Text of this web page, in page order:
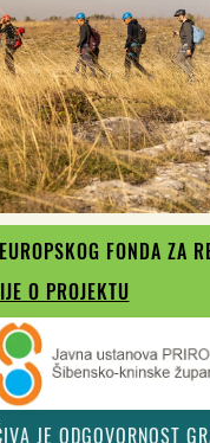
FONDA ZA
O PROJEKTU
JE ODGOVORNOST